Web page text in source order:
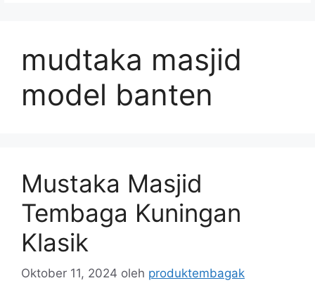
mudtaka masjid
model banten
Mustaka Masjid
Tembaga Kuningan
Klasik
Oktober 11, 2024 oleh produktembagak